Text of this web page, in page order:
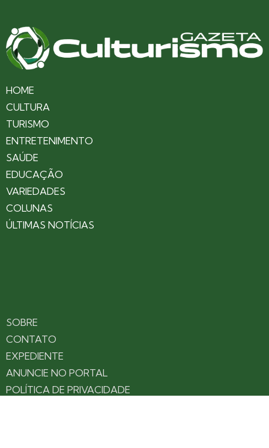
HOME
CULTURA
TURISMO
ENTRETENIMENTO
SAÚDE
EDUCAÇÃO
VARIEDADES
COLUNAS
ÚLTIMAS NOTÍCIAS
SOBRE
CONTATO
EXPEDIENTE
ANUNCIE NO PORTAL
POLÍTICA DE PRIVACIDADE